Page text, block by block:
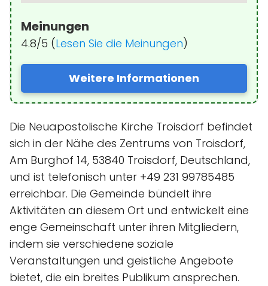
Meinungen
4.8/5 (Lesen Sie die Meinungen)
Weitere Informationen
Die Neuapostolische Kirche Troisdorf befindet
sich in der Nähe des Zentrums von Troisdorf,
Am Burghof 14, 53840 Troisdorf, Deutschland,
und ist telefonisch unter +49 231 99785485
erreichbar. Die Gemeinde bündelt ihre
Aktivitäten an diesem Ort und entwickelt eine
enge Gemeinschaft unter ihren Mitgliedern,
indem sie verschiedene soziale
Veranstaltungen und geistliche Angebote
bietet, die ein breites Publikum ansprechen.